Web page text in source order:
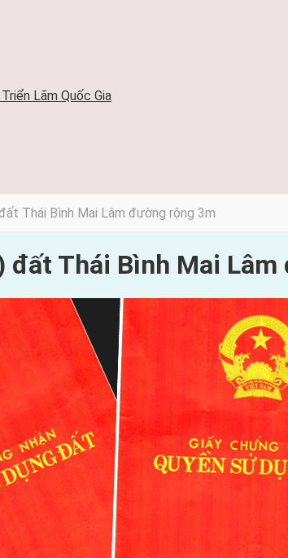
Lãm Quốc Gia
Thái Bình Mai Lâm đường rộng 3m
đất Thái Bình Mai